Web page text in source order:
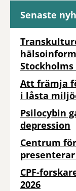
Senaste
Att främja
i låsta
Psilocybin
depression
Centrum
CPF-
2026